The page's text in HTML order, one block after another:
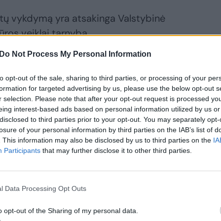
Do Not Process My Personal Information
opt-out of the sale, sharing to third parties, or processing of your
for targeted advertising by us, please use the below opt-out
selection. Please note that after your opt-out request is processed
interest-based ads based on personal information utilized by us
to third parties prior to your opt-out. You may separately
of your personal information by third parties on the IAB’s list of
This information may also be disclosed by us to third parties on the
Participants that may further disclose it to other third parties.
Data Processing Opt Outs
opt-out of the Sharing of my personal data.
vykdymą yra atsakinga Valstybinė
veiklai tarnyba.
kaip ambulatorinio apsilankymo
epikrizė, siuntimas konsultacijai,
į siuntimą konsultacijai, tyrimams,
vakcinacijos įrašas.
Vilma Brukienė BNS teigė, kad
įrašams yra nepritaikyta. Anot